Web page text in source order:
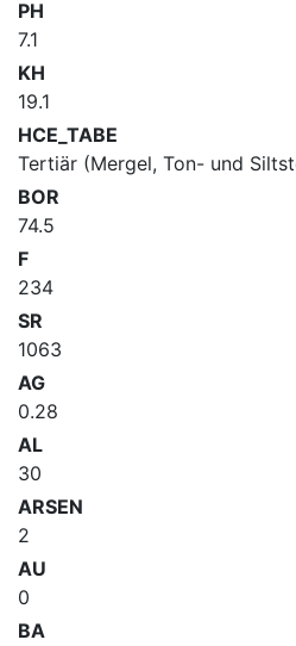
PH
7.1
KH
19.1
HCE_TABE
Tertiär (Mergel, Ton- und
BOR
74.5
F
234
SR
1063
AG
0.28
AL
30
ARSEN
2
AU
0
BA